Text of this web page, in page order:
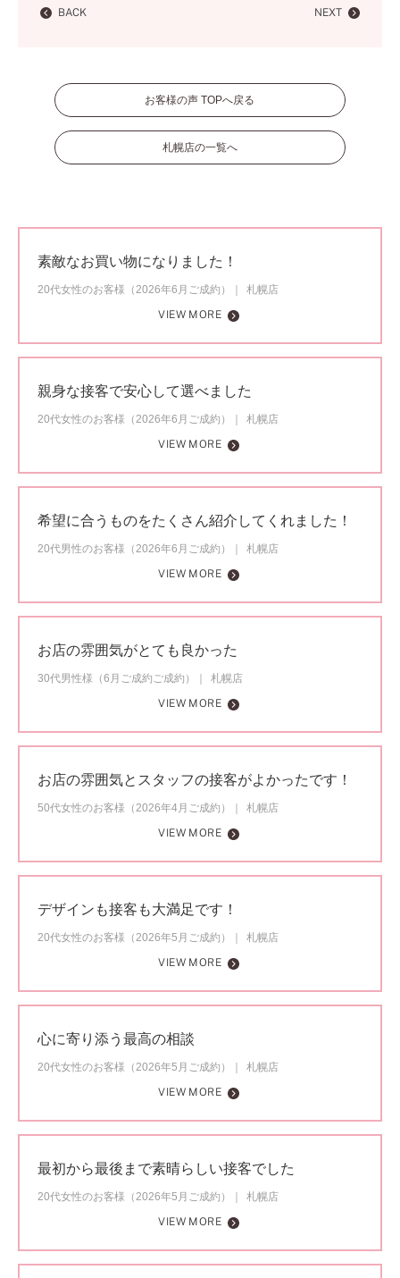
BACK NEXT
お客様の声 TOPへ戻る
札幌店の一覧へ
素敵なお買い物になりました！
20代女性のお客様（2026年6月ご成約）
札幌店
VIEW MORE
親身な接客で安心して選べました
20代女性のお客様（2026年6月ご成約）
札幌店
VIEW MORE
希望に合うものをたくさん紹介してくれました！
20代男性のお客様（2026年6月ご成約）
札幌店
VIEW MORE
お店の雰囲気がとても良かった
30代男性様（6月ご成約ご成約）
札幌店
VIEW MORE
お店の雰囲気とスタッフの接客がよかったです！
50代女性のお客様（2026年4月ご成約）
札幌店
VIEW MORE
デザインも接客も大満足です！
20代女性のお客様（2026年5月ご成約）
札幌店
VIEW MORE
心に寄り添う最高の相談
20代女性のお客様（2026年5月ご成約）
札幌店
VIEW MORE
最初から最後まで素晴らしい接客でした
20代女性のお客様（2026年5月ご成約）
札幌店
VIEW MORE